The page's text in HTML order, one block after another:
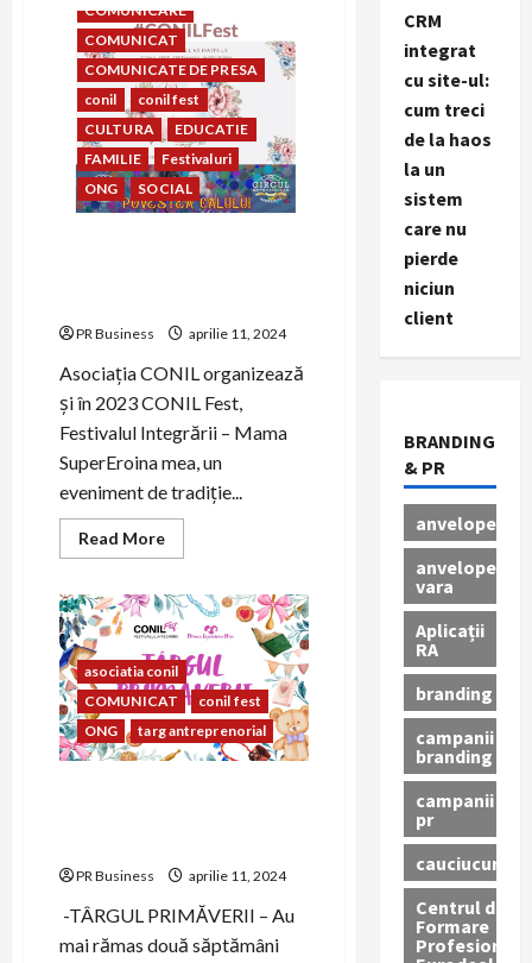
Conil,
vorbim
același
zâmbet!
COMUNICARE
COMUNICAT
COMUNICATE DE PRESA
conil
conil fest
CULTURA
EDUCATIE
FAMILIE
Festivaluri
ONG
SOCIAL
PR Business aprilie 11, 2024
Asociația CONIL organizează
și în 2023 CONIL Fest,
Festivalul Integrării – Mama
SuperEroina mea, un
eveniment de tradiție...
Read MoreRead
more
Fest,
Festivalul
Integrării
–
Mama
SuperEroina
mea
asociatia conil
COMUNICAT
conil fest
ONG
targ antreprenorial
PR Business aprilie 11, 2024
-TÂRGUL PRIMĂVERII – Au
mai rămas două săptămâni
CRM
integrat
cu site-ul:
cum treci
de la haos
la un
sistem
care nu
pierde
niciun
client
BRANDING
& PR
anvelope
anvelope
vara
Aplicații
RA
branding
campanii
branding
campanii
pr
cauciucuri
Centrul de
Formare
Profesionala